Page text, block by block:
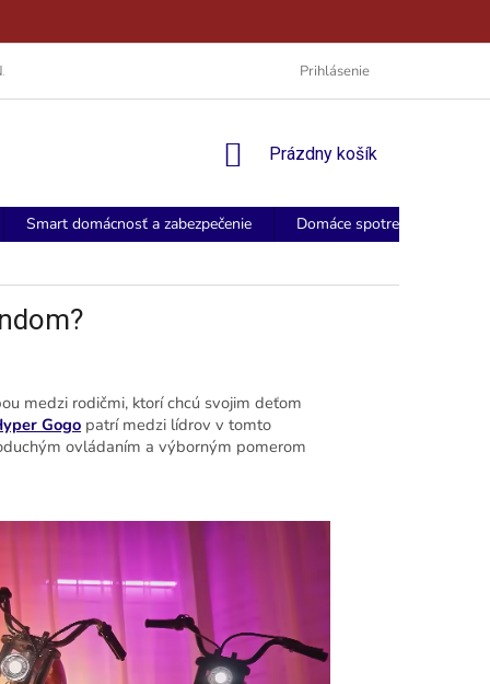
NA SPLÁTKY PRE ŠKOLY
Prihlásenie
NÁKUPNÝ
Prázdny košík
Smart domácnosť a zabezpečenie Domáce spotrebiče
medzi rodičmi, ktorí chcú svojim deťom
Gogo patrí medzi lídrov v tomto
ovládaním a výborným pomerom